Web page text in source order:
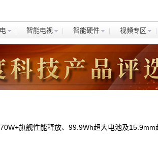
智能电视 智能硬件 视频专区
旗舰性能释放、99.9Wh超大电池及